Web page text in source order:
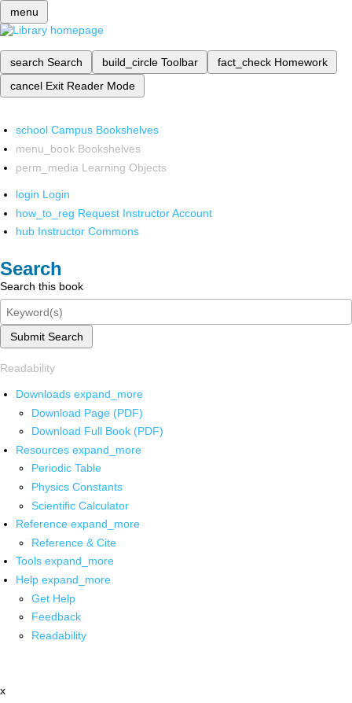
menu
search Search build_circle Toolbar fact_check Homework
cancel Exit Reader Mode
school Campus Bookshelves
menu_book Bookshelves
perm_media Learning Objects
login Login
how_to_reg Request Instructor Account
hub Instructor Commons
Search
Search this book
Submit Search
Readability
Downloads expand_more
Download Page (PDF)
Download Full Book (PDF)
Resources expand_more
Periodic Table
Physics Constants
Scientific Calculator
Reference expand_more
Reference & Cite
Tools expand_more
Help expand_more
Get Help
Feedback
Readability
x